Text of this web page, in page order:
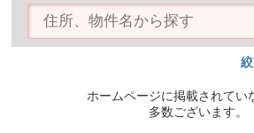
物件を探す
購入TOP
条件から探す
住宅ローン控除シミュレータホームページに掲載されてい
多数ございます。